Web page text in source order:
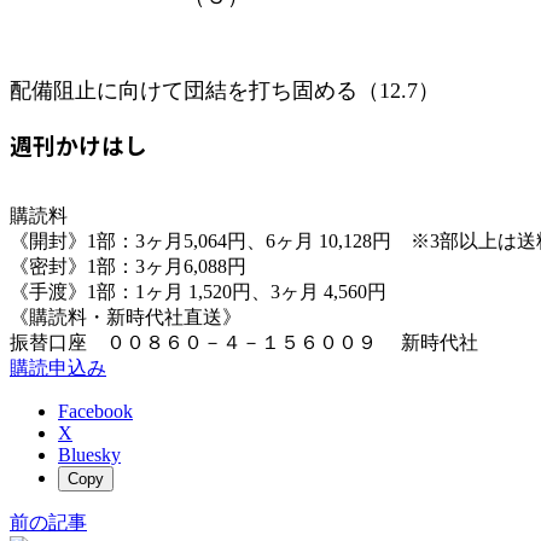
配備阻止に向けて団結を打ち固める（12.7）
週刊かけはし
購読料
《開封》1部：3ヶ月5,064円、6ヶ月 10,128円 ※3部以上は送
《密封》1部：3ヶ月6,088円
《手渡》1部：1ヶ月 1,520円、3ヶ月 4,560円
《購読料・新時代社直送》
振替口座 ００８６０－４－１５６００９ 新時代社
購読申込み
Facebook
X
Bluesky
Copy
前の記事